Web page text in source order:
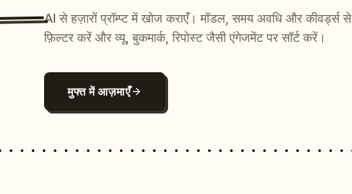
AI से हज़ारों प्रॉम्प्ट में खोज कराएँ। मॉडल, समय अवधि और कीवर्ड्स से
फ़िल्टर करें और व्यू, बुकमार्क, रिपोस्ट जैसी एंगेजमेंट पर सॉर्ट करें।
मुफ्त में आज़माएँ